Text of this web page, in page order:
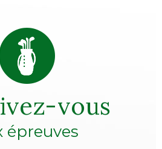
vous
épreuves